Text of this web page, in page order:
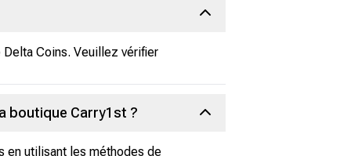
Coins. Veuillez vérifier
boutique Carry1st ?
en utilisant les méthodes de